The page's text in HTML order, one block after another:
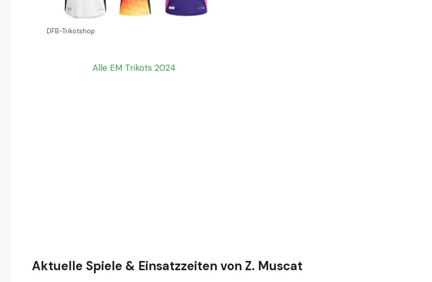
DFB-Trikotshop
Alle EM Trikots 2024
Aktuelle Spiele & Einsatzzeiten von Z. Muscat